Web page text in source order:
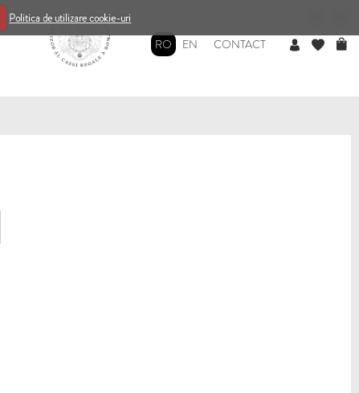
Politica de utilizare cookie-uri
RO EN CONTACT